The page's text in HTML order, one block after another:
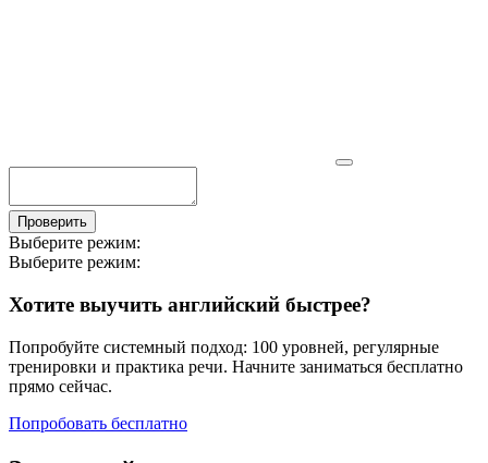
Проверить
Выберите режим:
Выберите режим:
Хотите выучить английский быстрее?
Попробуйте системный подход: 100 уровней, регулярные
тренировки и практика речи. Начните заниматься бесплатно
прямо сейчас.
Попробовать бесплатно